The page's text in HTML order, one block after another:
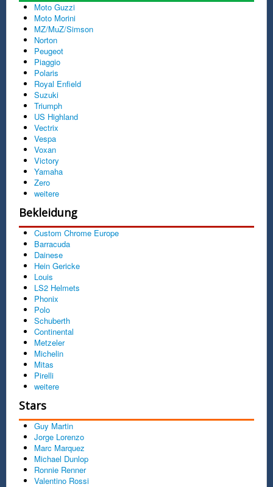
Moto Guzzi
Moto Morini
MZ/MuZ/Simson
Norton
Peugeot
Piaggio
Polaris
Royal Enfield
Suzuki
Triumph
US Highland
Vectrix
Vespa
Voxan
Victory
Yamaha
Zero
weitere
Bekleidung
Custom Chrome Europe
Barracuda
Dainese
Hein Gericke
Louis
LS2 Helmets
Phonix
Polo
Schuberth
Continental
Metzeler
Michelin
Mitas
Pirelli
weitere
Stars
Guy Martin
Jorge Lorenzo
Marc Marquez
Michael Dunlop
Ronnie Renner
Valentino Rossi